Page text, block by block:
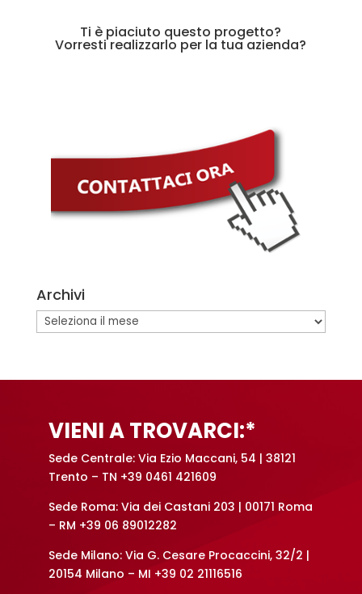
Ti è piaciuto questo progetto?
Vorresti realizzarlo per la tua azienda?
Archivi
Archivi
VIENI A TROVARCI:*
Sede Centrale: Via Ezio Maccani, 54 | 38121
Trento – TN +39 0461 421609
Sede Roma: Via dei Castani 203 | 00171 Roma
– RM +39 06 89012282
Sede Milano: Via G. Cesare Procaccini, 32/2 |
20154 Milano – MI +39 02 21116516